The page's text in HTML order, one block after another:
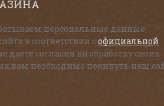
персональные данные
в соответствии софициальной
даете согласия на обработку своих
необходимо покинуть наш